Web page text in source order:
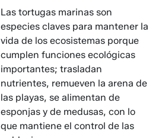
Las tortugas marinas son
especies claves para mantener la
vida de los ecosistemas porque
cumplen funciones ecológicas
importantes; trasladan
nutrientes, remueven la arena de
las playas, se alimentan de
esponjas y de medusas, con lo
que mantiene el control de las